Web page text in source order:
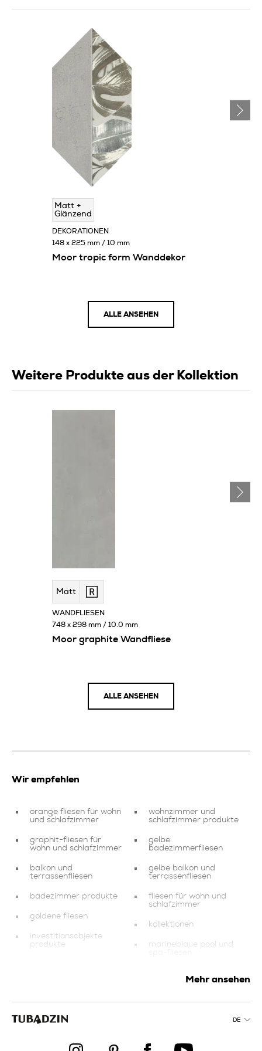
Matt +
Glänzend
Moor tropic form Wanddekor
DEKORATIONEN
148 x 225 mm / 10 mm
ALLE ANSEHEN
Weitere Produkte aus der Kollektion
Matt
Moor graphite Wandfliese
WANDFLIESEN
748 x 298 mm / 10.0 mm
ALLE ANSEHEN
Wir empfehlen
orange fliesen für wohn
und schlafzimmer
graphit-fliesen für
wohn und schlafzimmer
balkon und
terrassenfliesen
badezimmer produkte
goldene fliesen
investitionsobjekte
produkte
fliesen
wohnzimmer und
schlafzimmer produkte
gelbe
badezimmerfliesen
gelbe balkon und
terrassenfliesen
fliesen für wohn und
schlafzimmer
kollektionen
marineblaue pool und
creme balkon und
Mehr ansehen
DE